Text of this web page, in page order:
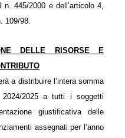
445/2000 e dell’articolo 4,
109/98.
DELLE RISORSE E
a distribuire l’intera somma
2024/2025 a tutti i soggetti
giustificativa delle
assegnati per l’anno